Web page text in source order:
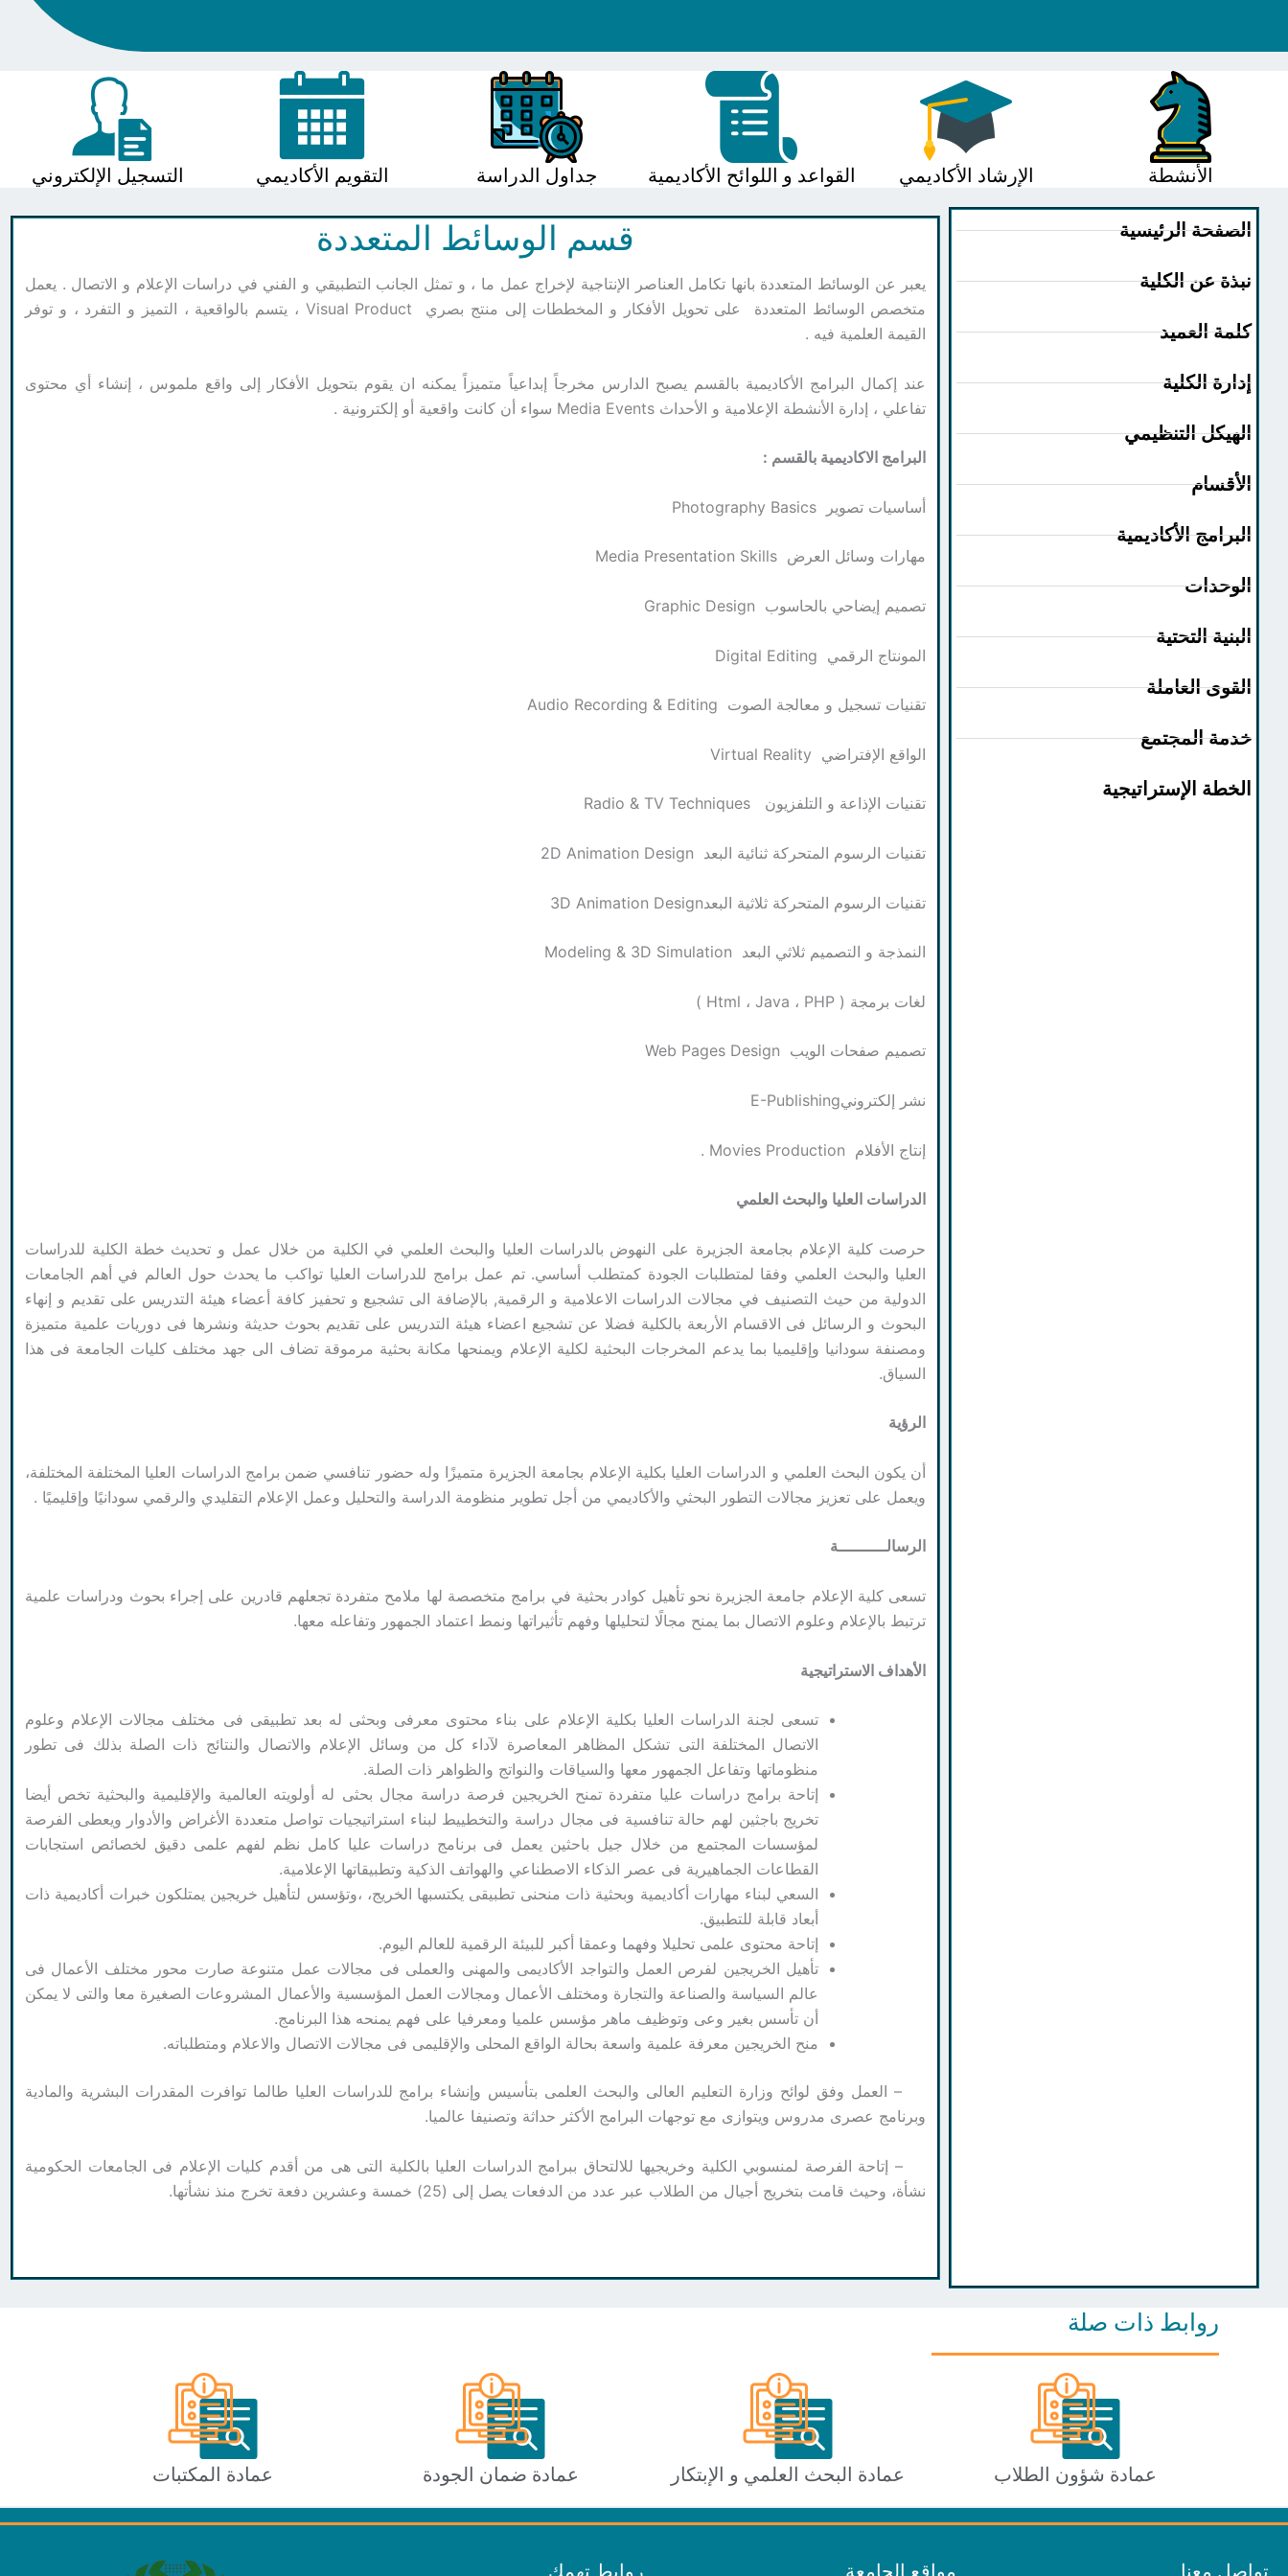
الأنشطة الإرشاد الأكاديمي القواعد و اللوائح الأكاديمية جداول الدراسة التقويم الأكاديمي التسجيل الإلكتروني
الصفحة الرئيسية
نبذة عن الكلية
كلمة العميد
إدارة الكلية
الهيكل التنظيمي
الأقسام
البرامج الأكاديمية
الوحدات
البنية التحتية
القوى العاملة
خدمة المجتمع
الخطة الإستراتيجية
قسم الوسائط المتعددة
يعبر عن الوسائط المتعددة بانها تكامل العناصر الإنتاجية لإخراج عمل ما ، و تمثل الجانب التطبيقي و الفني في دراسات الإعلام و الاتصال . يعمل
متخصص الوسائط المتعددة على تحويل الأفكار و المخططات إلى منتج بصري Visual Product ، يتسم بالواقعية ، التميز و التفرد ، و توفر
القيمة العلمية فيه .
عند إكمال البرامج الأكاديمية بالقسم يصبح الدارس مخرجاً إبداعياً متميزاً يمكنه ان يقوم بتحويل الأفكار إلى واقع ملموس ، إنشاء أي محتوى
تفاعلي ، إدارة الأنشطة الإعلامية و الأحداث Media Events سواء أن كانت واقعية أو إلكترونية .
البرامج الاكاديمية بالقسم :
أساسيات تصوير Photography Basics
مهارات وسائل العرض Media Presentation Skills
تصميم إيضاحي بالحاسوب Graphic Design
المونتاج الرقمي Digital Editing
تقنيات تسجيل و معالجة الصوت Audio Recording & Editing
الواقع الإفتراضي Virtual Reality
تقنيات الإذاعة و التلفزيون Radio & TV Techniques
تقنيات الرسوم المتحركة ثنائية البعد 2D Animation Design
تقنيات الرسوم المتحركة ثلاثية البعد3D Animation Design
النمذجة و التصميم ثلاثي البعد Modeling & 3D Simulation
لغات برمجة ( Html ، Java ، PHP )
تصميم صفحات الويب Web Pages Design
نشر إلكترونيE-Publishing
إنتاج الأفلام Movies Production .
الدراسات العليا والبحث العلمي
حرصت كلية الإعلام بجامعة الجزيرة على النهوض بالدراسات العليا والبحث العلمي في الكلية من خلال عمل و تحديث خطة الكلية للدراسات
العليا والبحث العلمي وفقا لمتطلبات الجودة كمتطلب أساسي. تم عمل برامج للدراسات العليا تواكب ما يحدث حول العالم في أهم الجامعات
الدولية من حيث التصنيف في مجالات الدراسات الاعلامية و الرقمية, بالإضافة الى تشجيع و تحفيز كافة أعضاء هيئة التدريس على تقديم و إنهاء
البحوث و الرسائل فى الاقسام الأربعة بالكلية فضلا عن تشجيع اعضاء هيئة التدريس على تقديم بحوث حديثة ونشرها فى دوريات علمية متميزة
ومصنفة سودانيا وإقليميا بما يدعم المخرجات البحثية لكلية الإعلام ويمنحها مكانة بحثية مرموقة تضاف الى جهد مختلف كليات الجامعة فى هذا
السياق.
الرؤية
أن يكون البحث العلمي و الدراسات العليا بكلية الإعلام بجامعة الجزيرة متميزًا وله حضور تنافسي ضمن برامج الدراسات العليا المختلفة المختلفة،
ويعمل على تعزيز مجالات التطور البحثي والأكاديمي من أجل تطوير منظومة الدراسة والتحليل وعمل الإعلام التقليدي والرقمي سودانيًا وإقليميًا .
الرسالــــــــــة
تسعى كلية الإعلام جامعة الجزيرة نحو تأهيل كوادر بحثية في برامج متخصصة لها ملامح متفردة تجعلهم قادرين على إجراء بحوث ودراسات علمية
ترتبط بالإعلام وعلوم الاتصال بما يمنح مجالًا لتحليلها وفهم تأثيراتها ونمط اعتماد الجمهور وتفاعله معها.
الأهداف الاستراتيجية
تسعى لجنة الدراسات العليا بكلية الإعلام على بناء محتوى معرفى وبحثى له بعد تطبيقى فى مختلف مجالات الإعلام وعلوم
الاتصال المختلفة التى تشكل المظاهر المعاصرة لآداء كل من وسائل الإعلام والاتصال والنتائج ذات الصلة بذلك فى تطور
منظوماتها وتفاعل الجمهور معها والسياقات والنواتج والظواهر ذات الصلة.
إتاحة برامج دراسات عليا متفردة تمنح الخريجين فرصة دراسة مجال بحثى له أولويته العالمية والإقليمية والبحثية تخص أيضا
تخريج باجثين لهم حالة تنافسية فى مجال دراسة والتخطييط لبناء استراتيجيات تواصل متعددة الأغراض والأدوار ويعطى الفرصة
لمؤسسات المجتمع من خلال جيل باحثين يعمل فى برنامج دراسات عليا كامل نظم لفهم علمى دقيق لخصائص استجابات
القطاعات الجماهيرية فى عصر الذكاء الاصطناعي والهواتف الذكية وتطبيقاتها الإعلامية.
السعي لبناء مهارات أكاديمية وبحثية ذات منحنى تطبيقى يكتسبها الخريج، ،وتؤسس لتأهيل خريجين يمتلكون خبرات أكاديمية ذات
أبعاد قابلة للتطبيق.
إتاحة محتوى علمى تحليلا وفهما وعمقا أكبر للبيئة الرقمية للعالم اليوم.
تأهيل الخريجين لفرص العمل والتواجد الأكاديمى والمهنى والعملى فى مجالات عمل متنوعة صارت محور مختلف الأعمال فى
عالم السياسة والصناعة والتجارة ومختلف الأعمال ومجالات العمل المؤسسية والأعمال المشروعات الصغيرة معا والتى لا يمكن
أن تأسس بغير وعى وتوظيف ماهر مؤسس علميا ومعرفيا على فهم يمنحه هذا البرنامج.
منح الخريجين معرفة علمية واسعة بحالة الواقع المحلى والإقليمى فى مجالات الاتصال والاعلام ومتطلباته.
– العمل وفق لوائح وزارة التعليم العالى والبحث العلمى بتأسيس وإنشاء برامج للدراسات العليا طالما توافرت المقدرات البشرية والمادية
وبرنامج عصرى مدروس ويتوازى مع توجهات البرامج الأكثر حداثة وتصنيفا عالميا.
– إتاحة الفرصة لمنسوبي الكلية وخريجيها للالتحاق ببرامج الدراسات العليا بالكلية التى هى من أقدم كليات الإعلام فى الجامعات الحكومية
نشأة، وحيث قامت بتخريج أجيال من الطلاب عبر عدد من الدفعات يصل إلى (25) خمسة وعشرين دفعة تخرج منذ نشأتها.
روابط ذات صلة
عمادة شؤون الطلاب عمادة البحث العلمي و الإبتكار عمادة ضمان الجودة عمادة المكتبات
تواصل معنا مواقع الجامعة روابط تهمك